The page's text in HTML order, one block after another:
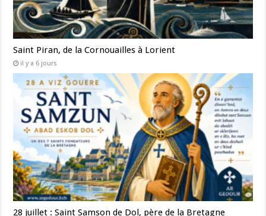
Saint Piran, de la Cornouailles à Lorient
il y a 6 jours
28 juillet : Saint Samson de Dol, père de la Bretagne